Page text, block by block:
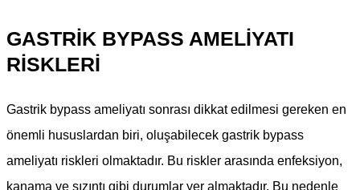
GASTRIK BYPASS AMELIYATI
RISKLERI
Gastrik bypass ameliyatı sonrası dikkat edilmesi gereken en
önemli hususlardan biri, oluşabilecek gastrik bypass
ameliyatı riskleri olmaktadır. Bu riskler arasında enfeksiyon,
kanama ve sızıntı gibi durumlar yer almaktadır. Bu nedenle